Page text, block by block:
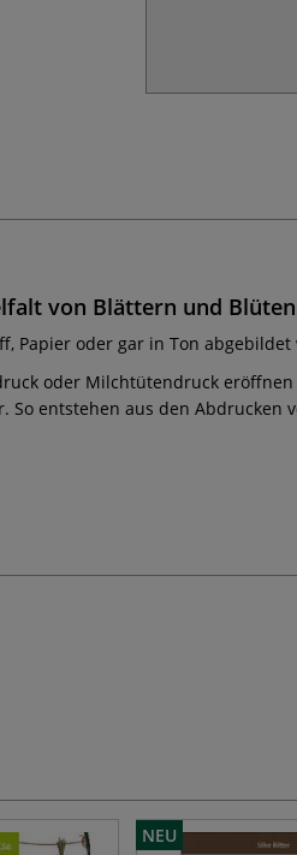
von Blättern und
Papier oder gar in Ton
oder Milchtütendruck
entstehen aus den Abdrucken
NEU